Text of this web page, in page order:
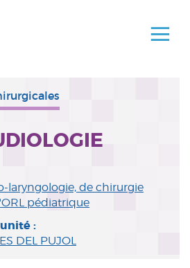
laryngologie, de chirurgie
pédiatrique
:
DEL PUJOL